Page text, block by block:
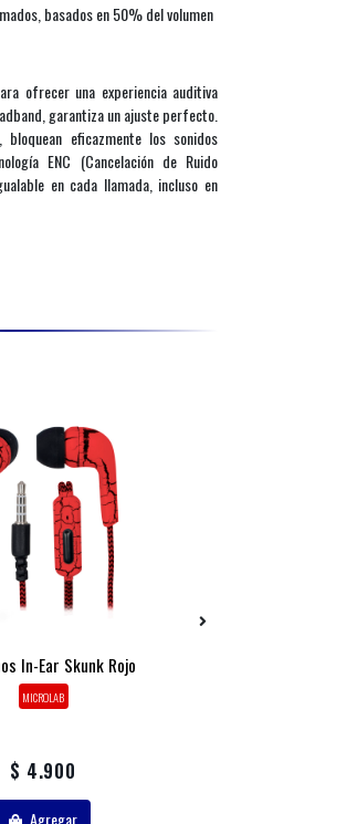
basados en 50% del volumen
ofrecer una experiencia auditiva
garantiza un ajuste perfecto.
bloquean eficazmente los sonidos
ENC (Cancelación de Ruido
en cada llamada, incluso en
In-Ear Skunk Rojo
MICROLAB
$ 4.900
Agregar